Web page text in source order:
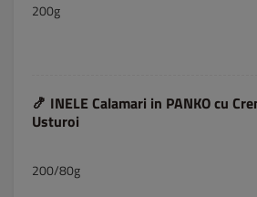
200g
🍤 INELE Calamari in PANKO cu
Usturoi
200/80g